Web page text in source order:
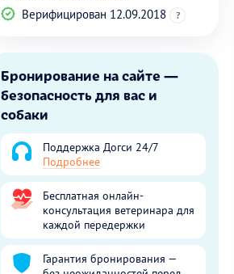
Верифицирован 12.09.2018
?
Бронирование на сайте —
безопасность для вас и
собаки
Поддержка Догси 24/7
Подробнее
Бесплатная онлайн-
консультация ветеринара для
каждой передержки
Гарантия бронирования —